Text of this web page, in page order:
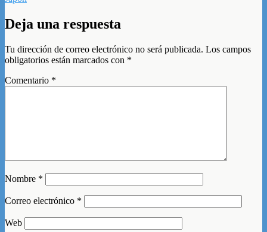
Deja una respuesta
Tu dirección de correo electrónico no será publicada. Los campos
obligatorios están marcados con *
Comentario *
Nombre *
Correo electrónico *
Web